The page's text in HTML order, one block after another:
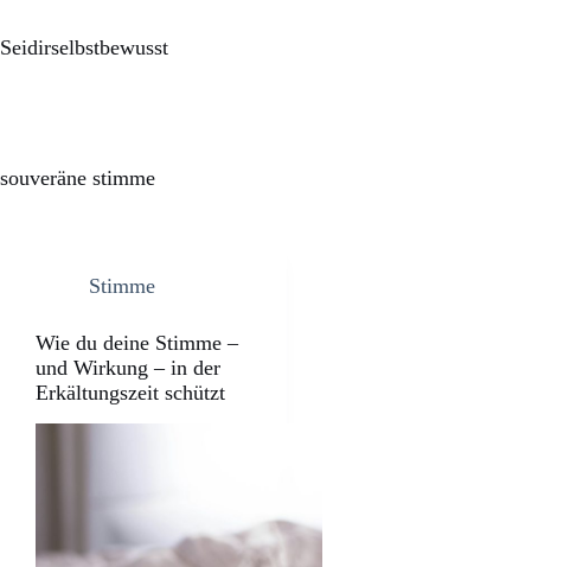
Seidirselbstbewusst
souveräne stimme
Stimme
Wie du deine Stimme –
und Wirkung – in der
Erkältungszeit schützt